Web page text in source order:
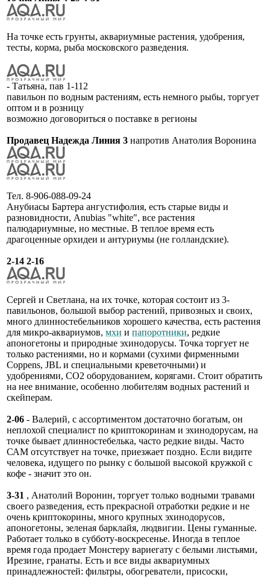
На точке есть грунты, аквариумные растения, удобрения,
тесты, корма, рыба московского разведения.
- Татьяна, пав 1-112
павильон по водным растениям, есть немного рыбы, торгует
оптом и в розницу
возможно договориться о поставке в регионы
Продавец Надежда Линия 3 напротив Анатолия Воронина
Тел. 8-906-088-09-24
Анубиасы Бартера ангустифолия, есть старые виды и
разновидности, Anubias "white", все растения
палюдариумные, но местные. В теплое время есть
драгоценные орхидеи и антуриумы (не голландские).
2-14 2-16
Сергей и Светлана, на их точке, которая состоит из 3-
павильонов, большой выбор растений, привозных и своих,
много длинностебельников хорошего качества, есть растения
для микро-аквариумов, мхи и папоротники, редкие
апоногетоны и природные эхинодорусы. Точка торгует не
только растениями, но и кормами (сухими фирменными
Coppens, JBL и специальными креветочными) и
удобрениями, СО2 оборудованием, корягами. Стоит обратить
на нее внимание, особенно любителям водных растений и
скейперам.
2-06 - Валерий, с ассортиментом достаточно богатым, он
неплохой специалист по криптокоринам и эхинодорусам, на
точке бывает длинностебелька, часто редкие виды. Часто
САМ отсутствует на точке, приезжает поздно. Если видите
человека, идущего по рынку с большой высокой кружкой с
кофе - значит это он.
3-31 , Анатолий Воронин, торгует только водными травами
своего разведения, есть прекрасной отработки редкие и не
очень криптокорины, много крупных эхинодорусов,
апоногетоны, зеленая барклайя, людвигии. Цены гуманные.
Работает только в субботу-воскресенье. Иногда в теплое
время года продает Монстеру вариегату с белыми листьями,
Ирезине, гранаты. Есть и все виды аквариумных
принадлежностей: фильтры, обогреватели, присоски,